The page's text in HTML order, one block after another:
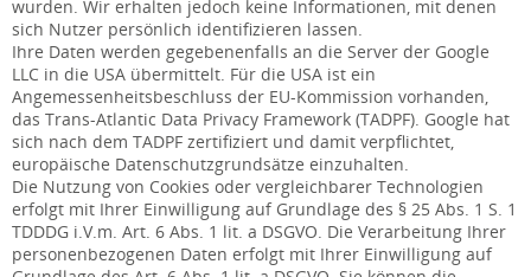
wurden. Wir erhalten jedoch keine Informationen, mit denen
sich Nutzer persönlich identifizieren lassen.
Ihre Daten werden gegebenenfalls an die Server der Google
LLC in die USA übermittelt. Für die USA ist ein
Angemessenheitsbeschluss der EU-Kommission vorhanden,
das Trans-Atlantic Data Privacy Framework (TADPF). Google hat
sich nach dem TADPF zertifiziert und damit verpflichtet,
europäische Datenschutzgrundsätze einzuhalten.
Die Nutzung von Cookies oder vergleichbarer Technologien
erfolgt mit Ihrer Einwilligung auf Grundlage des § 25 Abs. 1 S. 1
TDDDG i.V.m. Art. 6 Abs. 1 lit. a DSGVO. Die Verarbeitung Ihrer
personenbezogenen Daten erfolgt mit Ihrer Einwilligung auf